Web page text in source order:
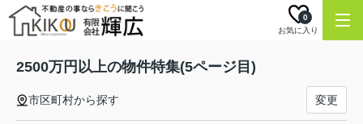
お気に入り
0
2500万円以上の物件特集(5ページ目)
市区町村から探す 変更